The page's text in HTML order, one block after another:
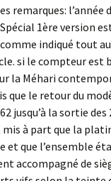
remarques: l’année
1ère version
indiqué tout
si le compteur est
la Méhari
que le retour du
jusqu’à la sortie des
mis à part que la
et que l’ensemble
accompagné de